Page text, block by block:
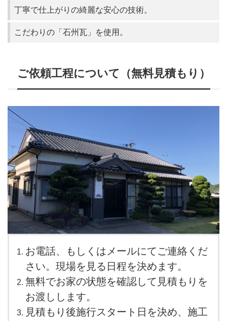
丁寧で仕上がりの綺麗な安心の技術。
こだわりの「石州瓦」を使用。
ご依頼工程について（無料見積もり）
お電話、もしくはメールにてご連絡くだ
さい。現場を見る日程を決めます。
無料でお家の状態を確認して見積もりを
お渡しします。
見積もり後施行スタート日を決め、施工